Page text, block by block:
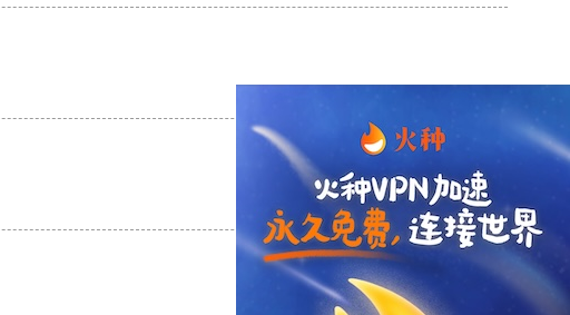
支持 [0] 反对 [0]